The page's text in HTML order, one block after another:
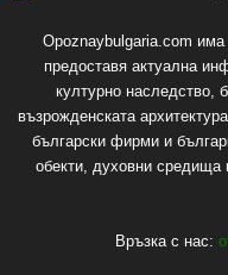
Opoznaybulgaria.com
предоставя актуална
културно наследство,
възрожденската
български фирми и
обекти, духовни средища
Връзка с нас: